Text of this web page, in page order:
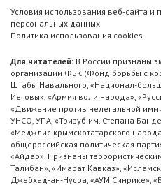
Условия использования веб-сайта и
персональных данных
Политика использования cookies
Для читателей: В России признаны
организации ФБК (Фонд борьбы с
Штабы Навального, «Национал-
Иеговы», «Армия воли народа»,
«Движение против нелегальной
УНСО, УПА, «Тризуб им. Степана
«Меджлис крымскотатарского
общероссийская политическая
«Айдар». Признаны
Талибан», «Имарат Кавказ»,
Джебхад-ан-Нусра, «АУМ Синрике»,